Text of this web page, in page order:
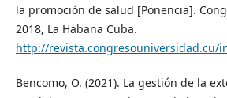
la promoción de salud [Ponencia].
2018, La Habana Cuba.
http://revista.congresouniversidad.cu/
Bencomo, O. (2021). La gestión de la